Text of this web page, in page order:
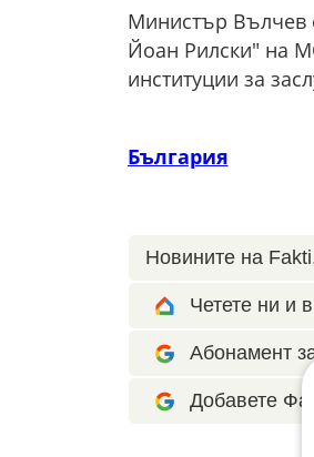
Министър Вълчев
Йоан Рилски" на
институции за
България
Новините на
Четете ни и
Абонамент
Добавете